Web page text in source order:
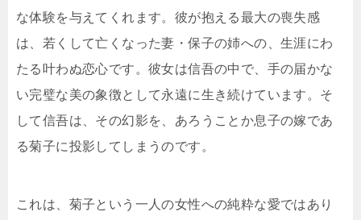
な体験を与えてくれます。彼が抱える最大の喪失感
は、若くして亡くなった妻・保子の姉への、生涯にわ
たる叶わぬ恋心です。彼女は信吾の中で、手の届かな
い完璧な美の象徴として永遠に生き続けています。そ
して信吾は、その幻影を、あろうことか息子の嫁であ
る菊子に投影してしまうのです。
これは、菊子という一人の女性への純粋な愛ではあり